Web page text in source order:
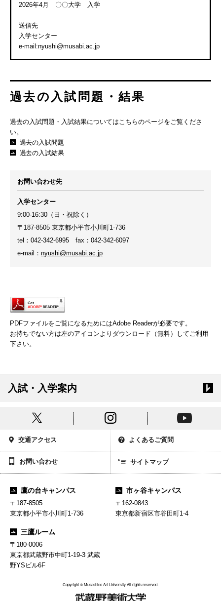
2026年4月 〇〇大学 入学
送信先
入学センター
e-mail:nyushi@musabi.ac.jp
過去の入試問題・結果
過去の入試問題・入試結果についてはこちらのページをご覧くださ
い。
過去の入試問題
過去の入試結果
お問い合わせ先
入学センター
9:00-16:30（日・祝除く）
〒187-8505 東京都小平市小川町1-736
tel：042-342-6995 fax：042-342-6097
e-mail： nyushi@musabi.ac.jp
PDFファイルをご覧になるためにはAdobe Readerが必要です。
お持ちでない方は左のアイコンよりダウンロード（無料）してご利用
下さい。
入試・入学案内
交通アクセス よくあるご質問
お問い合わせ サイトマップ
鷹の台キャンパス
〒187-8505
東京都小平市小川町1-736
市ヶ谷キャンパス
〒162-0843
東京都新宿区市谷田町1-4
三鷹ルーム
〒180-0006
東京都武蔵野市中町1-19-3 武蔵
野YSビル6F
Copyright © Musashino Art University All rights reserved.